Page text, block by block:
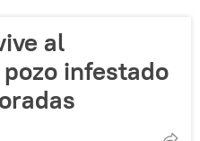
al
infestado